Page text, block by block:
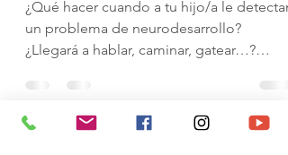
neurodesarrollo?
¿Llegará a hablar...?
¿Llegará a hablar, caminar, gatear…?